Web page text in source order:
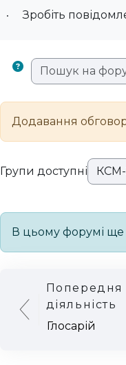
Зробіть
Додавання
Групи доступні
В цьому форумі ще
Попередня
діяльність
Глосарій